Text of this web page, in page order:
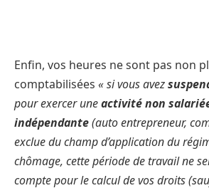
Enfin, vos heures ne sont pas non
comptabilisées « si vous avez
pour exercer uneactivité non
indépendante(auto entrepreneur,
exclue du champ d’application du
chômage, cette période de travail ne
compte pour le calcul de vos droits